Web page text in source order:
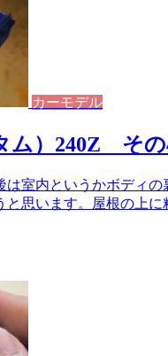
カーモデル
ム）240Z そ
室内というかボディ
思います。屋根の上